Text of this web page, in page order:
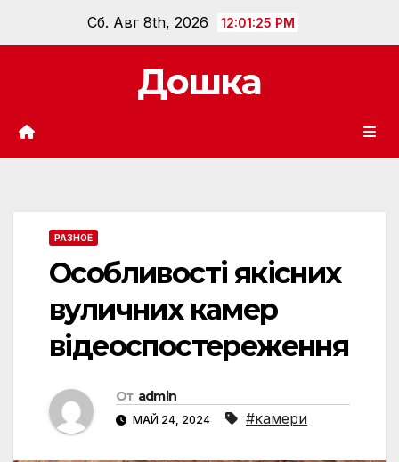
Сб. Авг 8th, 2026 12:01:27 PM
Дошка
РАЗНОЕ
Особливості якісних
вуличних камер
відеоспостереження
От admin
МАЙ 24, 2024 #камери